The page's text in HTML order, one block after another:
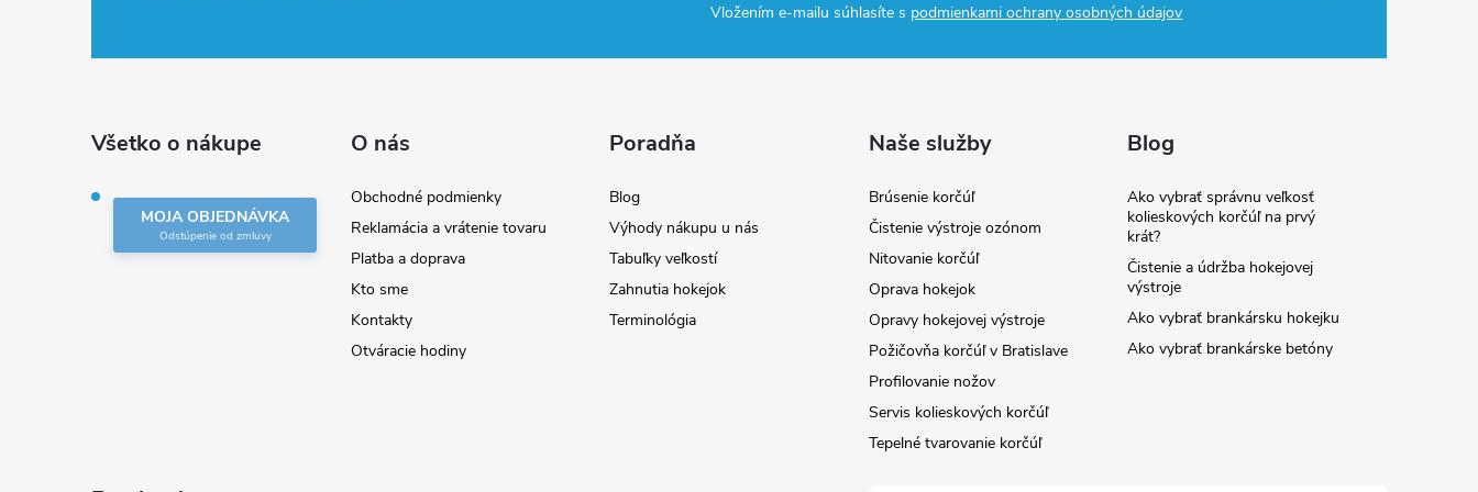
Vložením e-mailu súhlasíte s podmienkami ochrany osobných údajov
Všetko o nákupe
MOJA OBJEDNÁVKA
O nás
Obchodné podmienky
Reklamácia a vrátenie tovaru
Platba a doprava
Kto sme
Kontakty
Otváracie hodiny
Poradňa
Blog
Výhody nákupu u nás
Tabuľky veľkostí
Zahnutia hokejok
Terminológia
Naše služby
Brúsenie korčúľ
Čistenie výstroje ozónom
Nitovanie korčúľ
Oprava hokejok
Opravy hokejovej výstroje
Požičovňa korčúľ v Bratislave
Profilovanie nožov
Servis kolieskových korčúľ
Tepelné tvarovanie korčúľ
Blog
Ako vybrať správnu veľkosť
kolieskových korčúľ na prvý
krát?
Čistenie a údržba hokejovej
výstroje
Ako vybrať brankársku hokejku
Ako vybrať brankárske betóny